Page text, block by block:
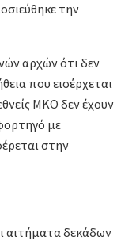
την
αρχών ότι δεν
που εισέρχεται
ΜΚΟ δεν έχουν
με
στην
αιτήματα δεκάδων